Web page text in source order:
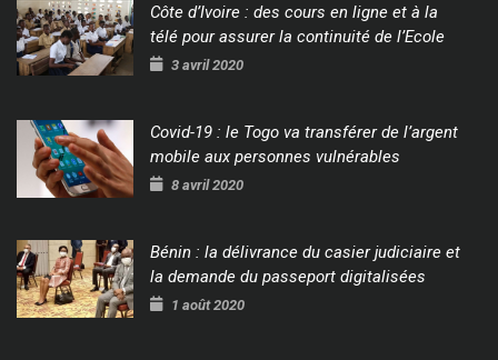
Côte d’Ivoire : des cours en ligne et à la
télé pour assurer la continuité de l’Ecole
3 avril 2020
Covid-19 : le Togo va transférer de l’argent
mobile aux personnes vulnérables
8 avril 2020
Bénin : la délivrance du casier judiciaire et
la demande du passeport digitalisées
1 août 2020